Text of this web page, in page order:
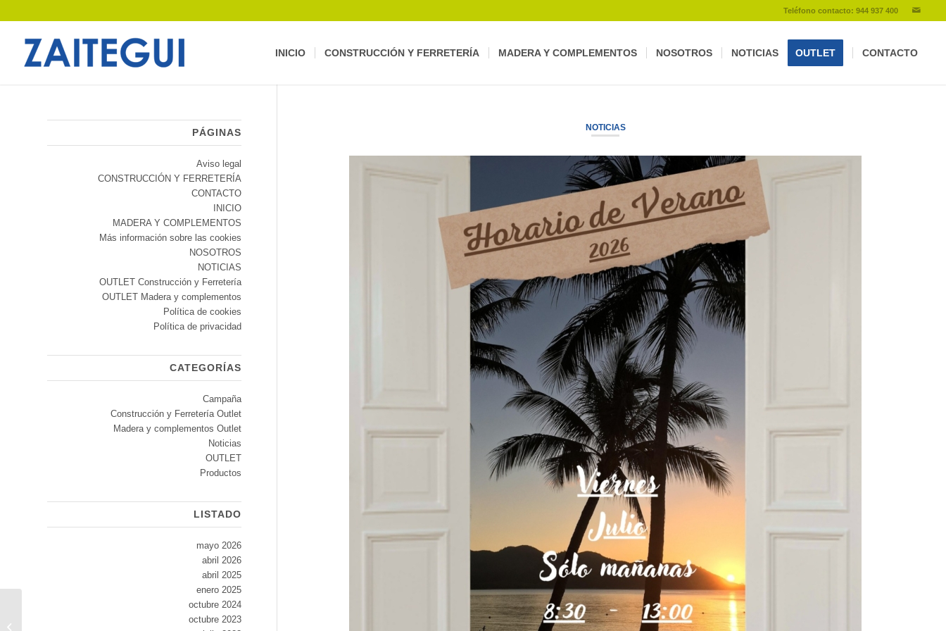
Teléfono contacto: 944 937 400
INICIO CONSTRUCCIÓN Y FERRETERÍA MADERA Y COMPLEMENTOS NOSOTROS NOTICIAS OUTLET CONTACTO
NOTICIAS
PÁGINAS
Aviso legal
CONSTRUCCIÓN Y FERRETERÍA
CONTACTO
INICIO
MADERA Y COMPLEMENTOS
Más información sobre las cookies
NOSOTROS
NOTICIAS
OUTLET Construcción y Ferretería
OUTLET Madera y complementos
Política de cookies
Política de privacidad
CATEGORÍAS
Campaña
Construcción y Ferretería Outlet
Madera y complementos Outlet
Noticias
OUTLET
Productos
LISTADO
mayo 2026
abril 2026
abril 2025
enero 2025
octubre 2024
octubre 2023